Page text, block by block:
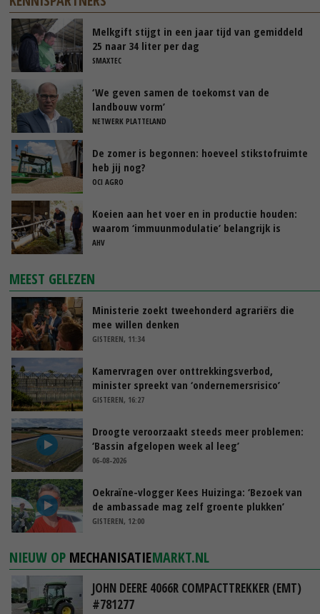
Melkgift stijgt in een jaar tijd van gemiddeld
25 naar 34 liter per dag
SMAXTEC
‘We geven samen de toekomst van de
landbouw vorm’
NETWERK PLATTELAND
De zomer is begonnen: hoeveel stikstofruimte
heb jij nog?
OCI AGRO
Koeien aan het voer en in productie houden:
waarom ‘immuunmodulatie’ belangrijk is
tijdens de transitieperiode
AHV
MEEST GELEZEN
Ministerie zoekt tweehonderd agrariërs die
mee willen denken
GISTEREN, 11:34
Kamervragen over onttrekkingsverbod,
minister spreekt van ‘ondernemersrisico’
GISTEREN, 16:27
Droogte veroorzaakt steeds meer problemen:
‘Bassin afgelopen week al leeg’
06-08-2026
Oekraïne-vlogger Kees Huizinga: ‘Bezoek van
de ambassade mag zelf groente plukken’
GISTEREN, 12:00
NIEUW OP MECHANISATIEMARKT.NL
JOHN DEERE 4066R COMPACTTREKKER (EMT)
#781277